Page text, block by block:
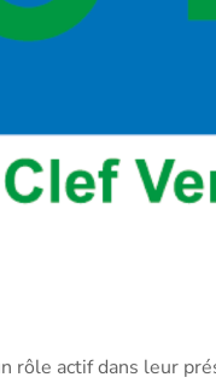
rôle actif dans leur